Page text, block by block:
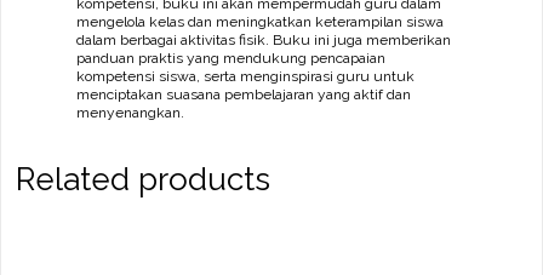
mengelola kelas dan meningkatkan keterampilan siswa
dalam berbagai aktivitas fisik. Buku ini juga memberikan
panduan praktis yang mendukung pencapaian
kompetensi siswa, serta menginspirasi guru untuk
menciptakan suasana pembelajaran yang aktif dan
menyenangkan.
Related products